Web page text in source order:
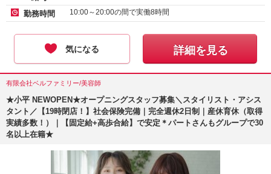
勤務時間 10:00～20:00の間で実働8時間
気になる 詳細を見る
有限会社ベルファミリー/美容師
★小平 NEWOPEN★オープニングスタッフ募集＼スタイリスト・アシス
タント／【19時閉店！】社会保険完備｜完全週休2日制｜産休育休（取得
実績多数！）｜【固定給+高歩合給】で安定＊パートさんもグループで30
名以上在籍★